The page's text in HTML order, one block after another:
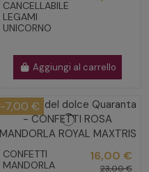
CANCELLABILE
LEGAMI
UNICORNO
Aggiungi al carrello
-7,00 €
CONFETTI
MANDORLA
16,00 €
23,00 €